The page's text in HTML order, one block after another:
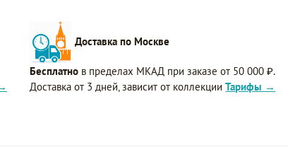
Доставка по Москве
Бесплатно в пределах МКАД при заказе от 50 000 ₽.
Доставка от 3 дней, зависит от коллекцииТарифы →